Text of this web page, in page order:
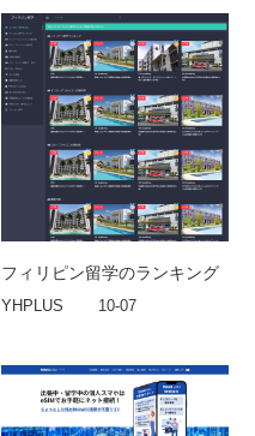
フィリピン留学のランキング
YHPLUS 10-07